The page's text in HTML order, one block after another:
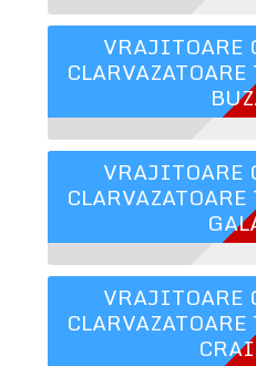
VRAJITOARE
VRAJITOARE
VRAJITOARE